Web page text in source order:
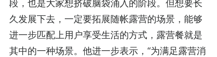
段，也是大家想挤破脑袋涌入的阶段。但想要长
久发展下去，一定要拓展随帐露营的场景，能够
进一步匹配上用户享受生活的方式，露营餐就是
其中的一种场景。他进一步表示，“为满足露营消